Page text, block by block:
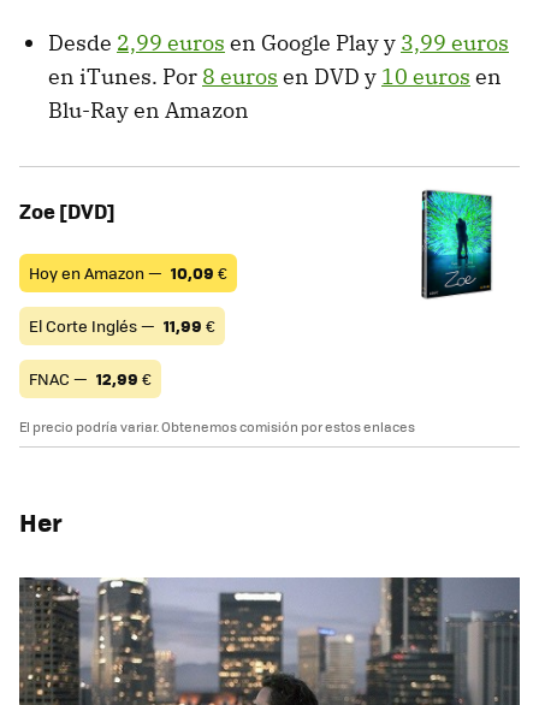
Desde 2,99 euros en Google Play y 3,99 euros
en iTunes. Por 8 euros en DVD y 10 euros en
Blu-Ray en Amazon
Zoe [DVD]
Hoy en Amazon — 10,09 €
El Corte Inglés — 11,99 €
FNAC — 12,99 €
El precio podría variar. Obtenemos comisión por estos enlaces
Her